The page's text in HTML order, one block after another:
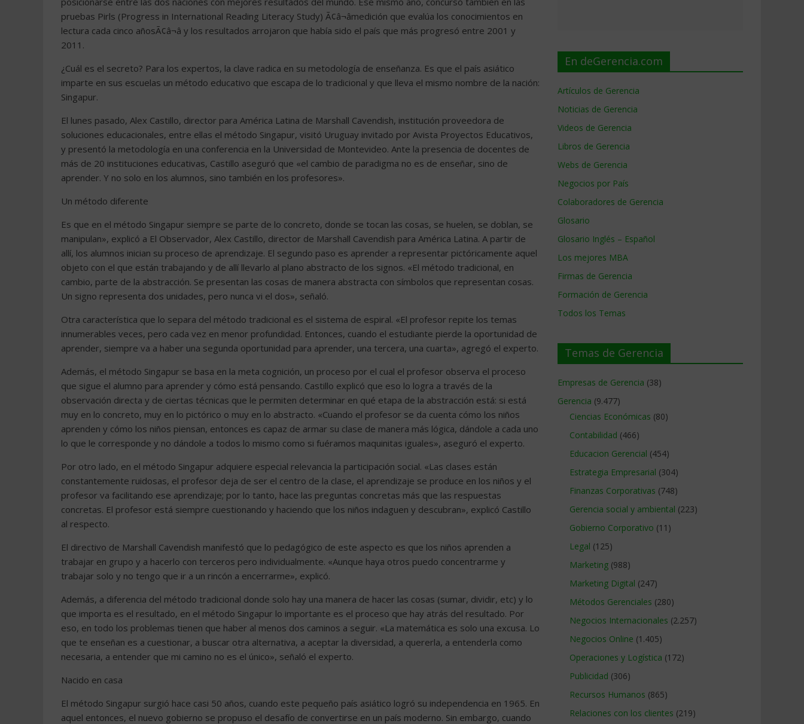
pruebas Pirls (Progress in International Reading Literacy Study) Ã¢â¬âmedición que evalúa los conocimientos en
lectura cada cinco añosÃ¢â¬â y los resultados arrojaron que había sido el país que más progresó entre 2001 y
2011.
¿Cuál es el secreto? Para los expertos, la clave radica en su metodología de enseñanza. Es que el país asiático
imparte en sus escuelas un método educativo que escapa de lo tradicional y que lleva el mismo nombre de la nación:
Singapur.
El lunes pasado, Alex Castillo, director para América Latina de Marshall Cavendish, institución proveedora de
soluciones educacionales, entre ellas el método Singapur, visitó Uruguay invitado por Avista Proyectos Educativos,
y presentó la metodología en una conferencia en la Universidad de Montevideo. Ante la presencia de docentes de
más de 20 instituciones educativas, Castillo aseguró que «el cambio de paradigma no es de enseñar, sino de
aprender. Y no solo en los alumnos, sino también en los profesores».
Un método diferente
Es que en el método Singapur siempre se parte de lo concreto, donde se tocan las cosas, se huelen, se doblan, se
manipulan», explicó a El Observador, Alex Castillo, director de Marshall Cavendish para América Latina. A partir de
allí, los alumnos inician su proceso de aprendizaje. El segundo paso es aprender a representar pictóricamente aquel
objeto con el que están trabajando y de allí llevarlo al plano abstracto de los signos. «El método tradicional, en
cambio, parte de la abstracción. Se presentan las cosas de manera abstracta con símbolos que representan cosas.
Un signo representa dos unidades, pero nunca vi el dos», señaló.
Otra característica que lo separa del método tradicional es el sistema de espiral. «El profesor repite los temas
innumerables veces, pero cada vez en menor profundidad. Entonces, cuando el estudiante pierde la oportunidad de
aprender, siempre va a haber una segunda oportunidad para aprender, una tercera, una cuarta», agregó el experto.
Además, el método Singapur se basa en la meta cognición, un proceso por el cual el profesor observa el proceso
que sigue el alumno para aprender y cómo está pensando. Castillo explicó que eso lo logra a través de la
observación directa y de ciertas técnicas que le permiten determinar en qué etapa de la abstracción está: si está
muy en lo concreto, muy en lo pictórico o muy en lo abstracto. «Cuando el profesor se da cuenta cómo los niños
aprenden y cómo los niños piensan, entonces es capaz de armar su clase de manera más lógica, dándole a cada uno
lo que le corresponde y no dándole a todos lo mismo como si fuéramos maquinitas iguales», aseguró el experto.
Por otro lado, en el método Singapur adquiere especial relevancia la participación social. «Las clases están
constantemente ruidosas, el profesor deja de ser el centro de la clase, el aprendizaje se produce en los niños y el
profesor va facilitando ese aprendizaje; por lo tanto, hace las preguntas concretas más que las respuestas
concretas. El profesor está siempre cuestionando y haciendo que los niños indaguen y descubran», explicó Castillo
al respecto.
El directivo de Marshall Cavendish manifestó que lo pedagógico de este aspecto es que los niños aprenden a
trabajar en grupo y a hacerlo con terceros pero individualmente. «Aunque haya otros puedo concentrarme y
trabajar solo y no tengo que ir a un rincón a encerrarme», explicó.
Además, a diferencia del método tradicional donde solo hay una manera de hacer las cosas (sumar, dividir, etc) y lo
que importa es el resultado, en el método Singapur lo importante es el proceso que hay atrás del resultado. Por
eso, en todo los problemas tienen que haber al menos dos caminos a seguir. «La matemática es solo una excusa. Lo
que te enseñan es a cuestionar, a buscar otra alternativa, a aceptar la diversidad, a quererla, a entenderla como
necesaria, a entender que mi camino no es el único», señaló el experto.
Nacido en casa
El método Singapur surgió hace casi 50 años, cuando este pequeño país asiático logró su independencia en 1965. En
aquel entonces, el nuevo gobierno se propuso el desafío de convertirse en un país moderno. Sin embargo, cuando
En deGerencia.com
Artículos de Gerencia
Noticias de Gerencia
Videos de Gerencia
Libros de Gerencia
Webs de Gerencia
Negocios por País
Colaboradores de Gerencia
Glosario
Glosario Inglés – Español
Los mejores MBA
Firmas de Gerencia
Formación de Gerencia
Todos los Temas
Temas de Gerencia
Empresas de Gerencia (38)
Gerencia (9.477)
Ciencias Económicas (80)
Contabilidad (466)
Educacion Gerencial (454)
Estrategia Empresarial (304)
Finanzas Corporativas (748)
Gerencia social y ambiental (223)
Gobierno Corporativo (11)
Legal (125)
Marketing (988)
Marketing Digital (247)
Métodos Gerenciales (280)
Negocios Internacionales (2.257)
Negocios Online (1.405)
Operaciones y Logística (172)
Publicidad (306)
Recursos Humanos (865)
Relaciones con los clientes (219)